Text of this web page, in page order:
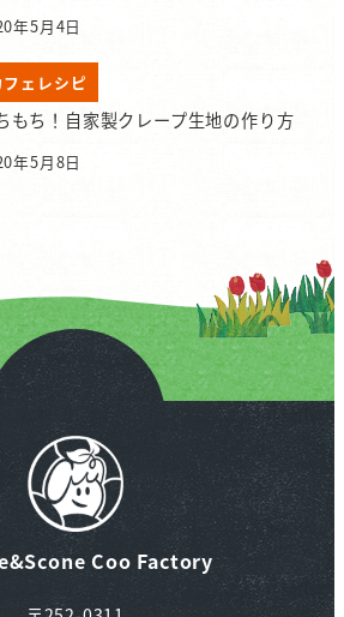
年5月4日
フェレシピ
もち！自家製クレープ生地の作り方
年5月8日
Coo Factory